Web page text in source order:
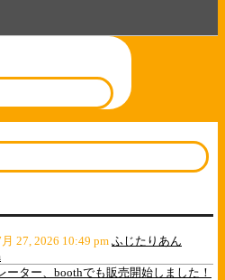
27, 2026 10:49 pm ふじたりあん
ーター、boothでも販売開始しました！